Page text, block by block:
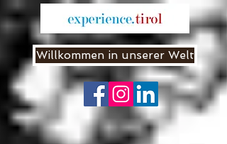
Willkommen in unserer Welt